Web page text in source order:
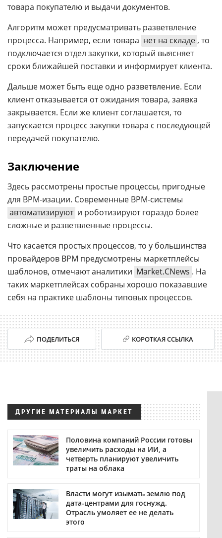
товара покупателю и выдачи документов.
Алгоритм может предусматривать разветвление
процесса. Например, если товара нет на складе , то
подключается отдел закупки, который выясняет
сроки ближайшей поставки и информирует клиента.
Дальше может быть еще одно разветвление. Если
клиент отказывается от ожидания товара, заявка
закрывается. Если же клиент соглашается, то
запускается процесс закупки товара с последующей
передачей покупателю.
Заключение
Здесь рассмотрены простые процессы, пригодные
для BPM-изации. Современные BPM-системы
автоматизируют и роботизируют гораздо более
сложные и разветвленные процессы.
Что касается простых процессов, то у большинства
провайдеров BPM предусмотрены маркетплейсы
шаблонов, отмечают аналитики Market.CNews . На
таких маркетплейсах собраны хорошо показавшие
себя на практике шаблоны типовых процессов.
ПОДЕЛИТЬСЯ КОРОТКАЯ ССЫЛКА
ДРУГИЕ МАТЕРИАЛЫ МАРКЕТ
Половина компаний России готовы
увеличить расходы на ИИ, а
четверть планируют увеличить
траты на облака
Власти могут изымать землю под
дата-центрами для госнужд.
Отрасль умоляет ее не делать
этого